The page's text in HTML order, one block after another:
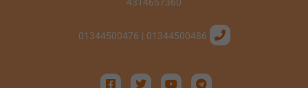
4314657360
01344500486 | 01344500476